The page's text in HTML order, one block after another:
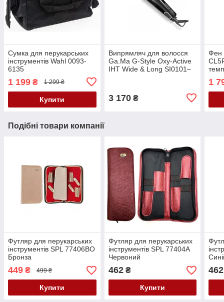
Сумка для перукарських
інструментів Wahl 0093-
6135
1 199 ₴ 1 299 ₴
Купити
Випрямляч для волосся
Ga.Ma G-Style Oxy-Active
IHT Wide & Long SI0101–
3 170₴
Фен
1
Подібні товари компанії
Футляр для перукарських
інструментів SPL 77406BO
Бронза
449 ₴ 499 ₴
Купити
Футляр для перукарських
інструментів SPL 77404A
Червоний
462₴
Купити
462